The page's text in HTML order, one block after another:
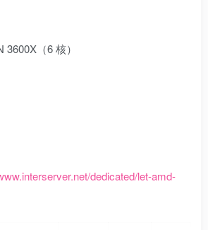
（6 核）
dedicated/let-amd-